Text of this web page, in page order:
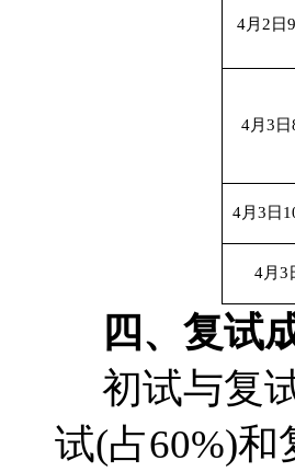
4月2日
4月3日
4月3日
4月3
四、复试
初试与复
试(占60%)